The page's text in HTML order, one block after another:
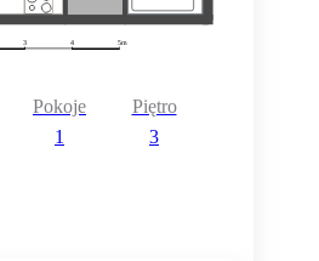
Pokoje
1
Piętro
3